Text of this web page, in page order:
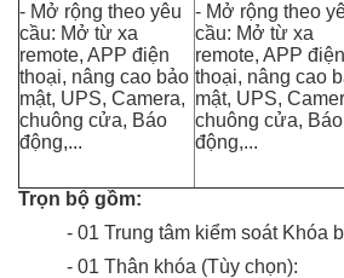
- Mở rộng theo yêu
cầu: Mở từ xa
remote, APP điện
thoại, nâng cao bảo
mật, UPS, Camera,
chuông cửa, Báo
động,...
- Mở rộng theo
cầu: Mở từ xa
remote, APP điện
thoại, nâng cao
mật, UPS,
chuông cửa, Báo
động,...
Trọn bộ gồm:
- 01 Trung tâm kiểm soát Khóa
- 01 Thân khóa (Tùy chọn):